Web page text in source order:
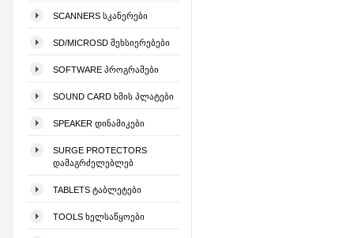
SCANNERS ᲡᲙᲐᲜᲔᲠᲔᲑᲘ
SD/MICROSD ᲛᲔᲮᲡᲘᲔᲠᲔᲑᲔᲑᲘ
SOFTWARE ᲞᲠᲝᲒᲠᲐᲛᲔᲑᲘ
SOUND CARD ᲮᲛᲘᲡ ᲞᲚᲐᲢᲔᲑᲘ
SPEAKER ᲓᲘᲜᲐᲛᲘᲙᲔᲑᲘ
SURGE PROTECTORS
ᲓᲐᲛᲐᲒᲠᲫᲔᲚᲔᲑᲚᲔᲑ
TABLETS ᲢᲐᲑᲚᲔᲢᲔᲑᲘ
TOOLS ᲮᲔᲚᲡᲐᲬᲧᲝᲔᲑᲘ